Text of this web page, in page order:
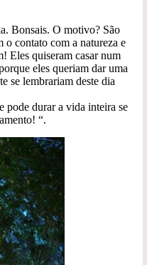
Bonsais. O motivo? São
o contato com a natureza e
Eles quiseram casar num
eles queriam dar uma
se lembrariam deste dia
pode durar a vida inteira se
“.